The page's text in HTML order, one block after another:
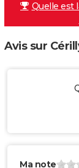
Quelle est
Avis sur
Ma note